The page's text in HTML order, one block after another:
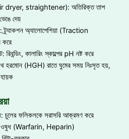
dryer, straightener): অতিরিক্ত তাপ
দেয়
ট্র্যাকশন অ্যালোপেশিয়া (Traction
রিবন্ডিং, কালারিং স্কাল্পের pH নষ্ট করে
হরমোন (HGH) রাতে ঘুমের সময় নিঃসৃত হয়,
চুলের ফলিকলকে সরাসরি আক্রমণ করে
ওষুধ (Warfarin, Heparin)